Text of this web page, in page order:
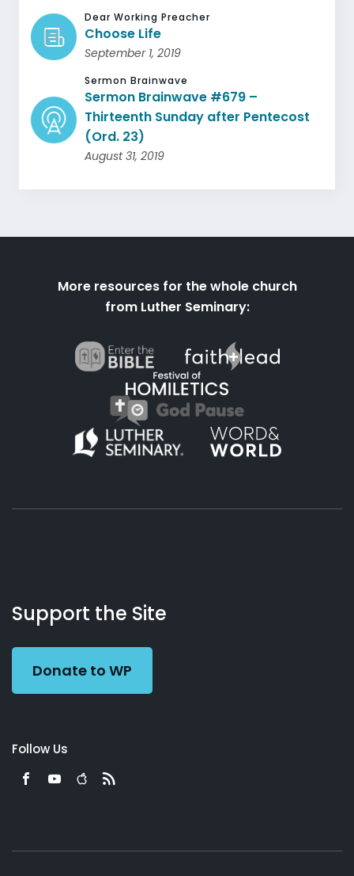
Dear Working Preacher
Choose Life
September 1, 2019
Sermon Brainwave
Sermon Brainwave #679 –
Thirteenth Sunday after Pentecost
(Ord. 23)
August 31, 2019
More resources for the whole church
from Luther Seminary:
Working
Preacher
Us
Support the Site
Donate to WP
Follow Us